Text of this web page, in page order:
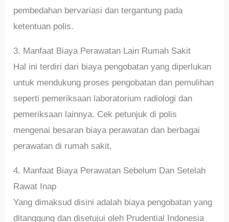
pembedahan bervariasi dan tergantung pada
ketentuan polis.
3. Manfaat Biaya Perawatan Lain Rumah Sakit
Hal ini terdiri dari biaya pengobatan yang diperlukan
untuk mendukung proses pengobatan dan pemulihan
seperti pemeriksaan laboratorium radiologi dan
pemeriksaan lainnya. Cek petunjuk di polis
mengenai besaran biaya perawatan dan berbagai
perawatan di rumah sakit.
4. Manfaat Biaya Perawatan Sebelum Dan Setelah
Rawat Inap
Yang dimaksud disini adalah biaya pengobatan yang
ditanggung dan disetujui oleh Prudential Indonesia